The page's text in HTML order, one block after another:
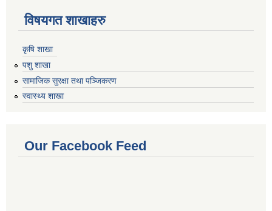
विषयगत शाखाहरु
कृषि शाखा
पशु शाखा
सामाजिक सुरक्षा तथा पञ्जिकरण
स्वास्थ्य शाखा
Our Facebook Feed